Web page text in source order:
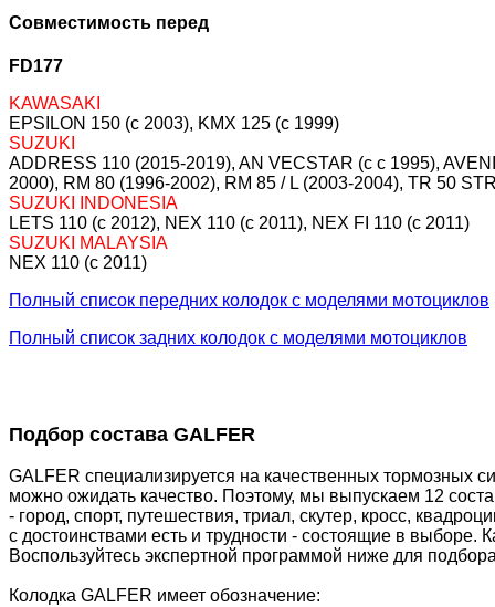
Совместимость перед
FD177
KAWASAKI
EPSILON 150 (c 2003), KMX 125 (c 1999)
SUZUKI
ADDRESS 110 (2015-2019), AN VECSTAR (c c 1995),
2000), RM 80 (1996-2002), RM 85 / L (2003-2004), TR 50
SUZUKI INDONESIA
LETS 110 (c 2012), NEX 110 (c 2011), NEX FI 110 (c 2011)
SUZUKI MALAYSIA
NEX 110 (c 2011)
Полный список передних колодок с моделями мотоциклов
Полный список задних колодок с моделями мотоциклов
Подбор состава GALFER
GALFER специализируется на качественных тормозных
можно ожидать качество. Поэтому, мы выпускаем 12
- город, спорт, путешествия, триал, скутер, кросс,
с достоинствами есть и трудности - состоящие в выборе.
Воспользуйтесь экспертной программой ниже для
Колодка GALFER имеет обозначение: